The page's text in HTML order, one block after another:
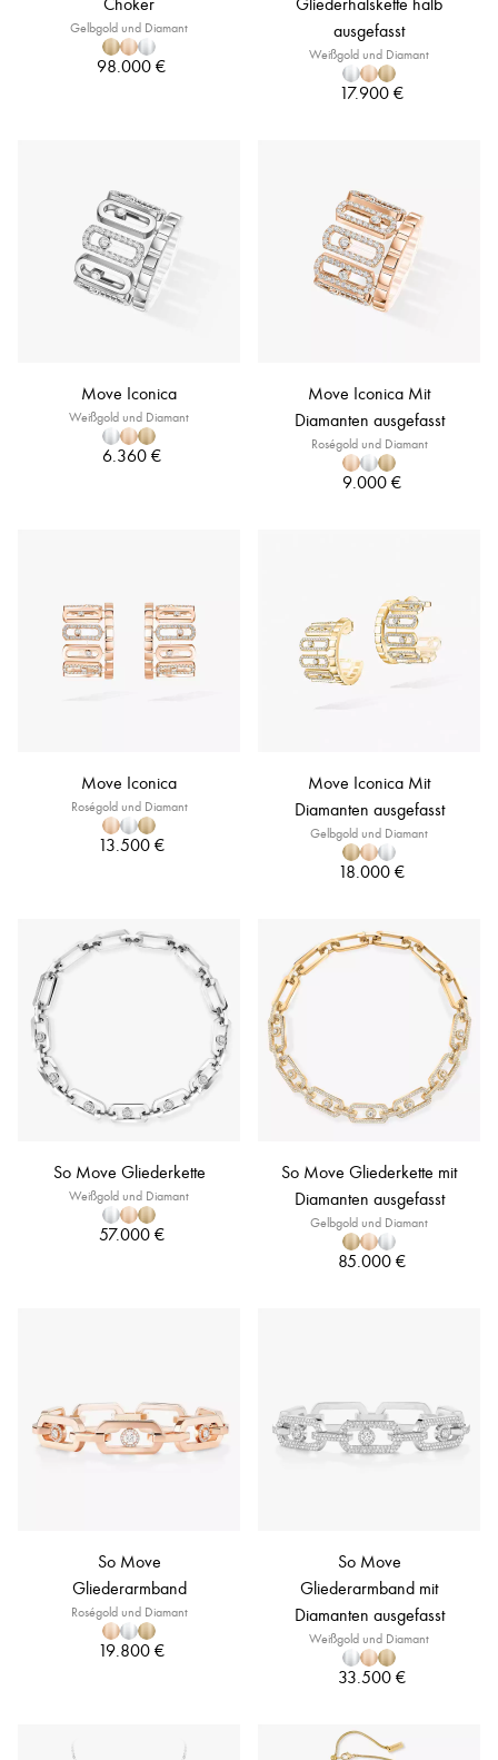
Gelbgold und Diamant
98.000 €
ausgefasst
Weißgold und Diamant
17.900 €
Move Iconica
Weißgold und Diamant
6.360 €
Move Iconica Mit
Diamanten ausgefasst
Roségold und Diamant
9.000 €
Move Iconica
Roségold und Diamant
13.500 €
Move Iconica Mit
Diamanten ausgefasst
Gelbgold und Diamant
18.000 €
So Move Gliederkette
Weißgold und Diamant
57.000 €
So Move Gliederkette mit
Diamanten ausgefasst
Gelbgold und Diamant
85.000 €
So Move
Gliederarmband
Roségold und Diamant
19.800 €
So Move
Gliederarmband mit
Diamanten ausgefasst
Weißgold und Diamant
33.500 €